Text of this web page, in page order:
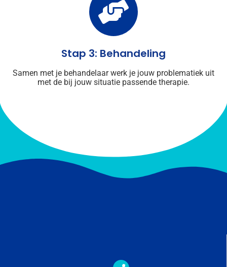
Stap 3: Behandeling
Samen met je behandelaar werk je jouw problematiek uit
met de bij jouw situatie passende therapie.